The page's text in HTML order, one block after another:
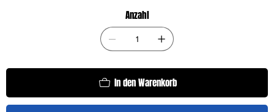
Anzahl
In den Warenkorb